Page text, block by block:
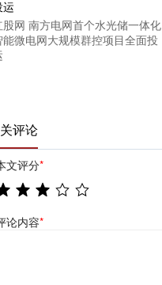
股网 南方电网首个水光储一体化
能微电网大规模群控项目全面投
评论
文评分*
论内容*